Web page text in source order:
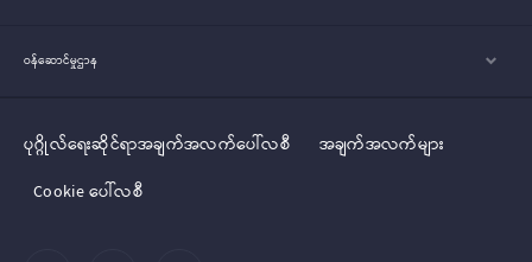
ဝန်ဆောင်မှုဌာန
ပုဂ္ဂိုလ်‌‌‌‌ရေးဆိုင်ရာအချက်အလက်ပေါ်လစီ
အချက်အလက်များ
Cookie ပေါ်လစီ